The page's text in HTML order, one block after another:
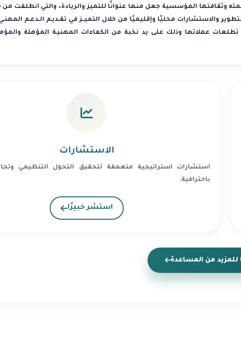
وثقافتها المؤسسية جعل منها عنوانًا للتميز والريادة، والتي انطلقت من
والاستشارات محليًا وإقليميًا من خلال التميــز في تقـديـم الـدعـم المهنـي
تطلعات عملائها وذلك على يد نخبة من الكفاءات المهنيـة المؤهلة
الاستشارات
استشارات استراتيجية متعمقة لتحقيق التحول التنظيمي
باحترافية.
استشر خبيرًا
من المساعدة